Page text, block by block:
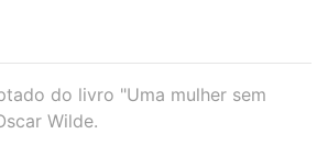
do livro "Uma mulher sem
Wilde.